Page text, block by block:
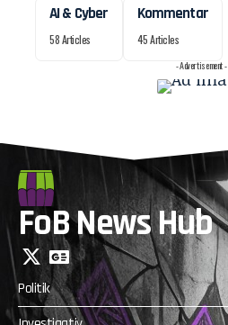
AI & Cyber
58 Articles
Kommentar
45 Articles
- Advertisement -
FoB News Hub
Politik